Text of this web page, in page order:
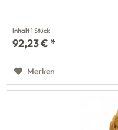
Inhalt1 Stück
92,23 € *
Merken